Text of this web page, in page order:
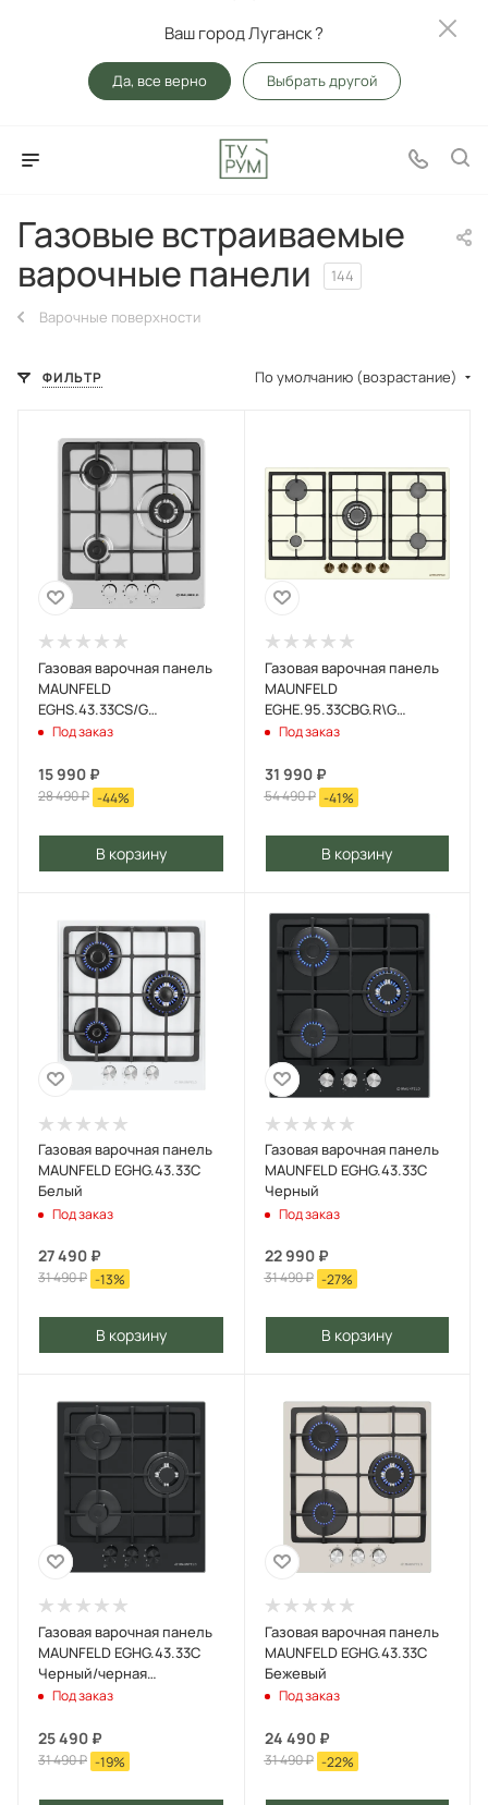
Ваш город Луганск ?
Да, все верно Выбрать другой
Газовые встраиваемые
варочные панели
144
Варочные поверхности
ФИЛЬТР По умолчанию (возрастание)
Газовая варочная панель
MAUNFELD
EGHS.43.33CS/G
Нержавеющая сталь
Под заказ
15 990 ₽
28 490₽ -44%
В корзину
Газовая варочная панель
MAUNFELD
EGHE.95.33CBG.R\G
Бежевый
Под заказ
31 990₽
54 490₽ -41%
В корзину
Газовая варочная панель
MAUNFELD EGHG.43.33C
Белый
Под заказ
27 490 ₽
31 490₽ -13%
В корзину
Газовая варочная панель
MAUNFELD EGHG.43.33C
Черный
Под заказ
22 990₽
31 490₽ -27%
В корзину
Газовая варочная панель
MAUNFELD EGHG.43.33C
Черный/черная
фурнитура
Под заказ
25 490 ₽
31 490₽ -19%
Газовая варочная панель
MAUNFELD EGHG.43.33C
Бежевый
Под заказ
24 490₽
31 490₽ -22%